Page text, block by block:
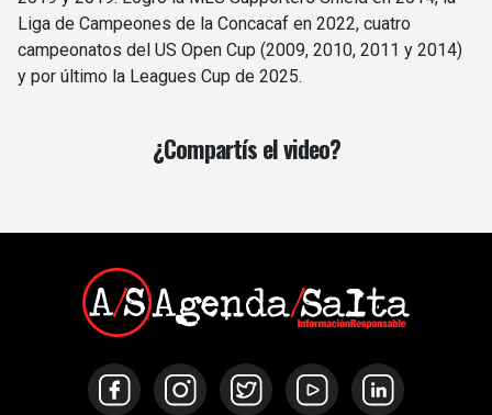
Liga de Campeones de la Concacaf en 2022, cuatro
campeonatos del US Open Cup (2009, 2010, 2011 y 2014)
y por último la Leagues Cup de 2025.
¿Compartís el video?